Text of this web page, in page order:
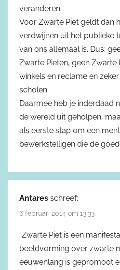
veranderen.
Voor Zwarte Piet geldt dan
verdwijnen uit het publieke
van ons allemaal is. Dus:
Zwarte Pieten, geen Zwarte
winkels en reclame en
scholen.
Daarmee heb je inderdaad
de wereld uit geholpen,
als eerste stap om een
bewerkstelligen die de
Antares schreef:
6 februari 2014 om 13:33
“Zwarte Piet is een
beeldvorming over zwarte
eeuwenlang is gepromoot